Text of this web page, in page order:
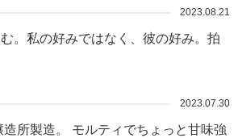
2023.08.21
。私の好みではなく、彼の好み。拍
2023.07.30
造所製造。 モルティでちょっと甘味強